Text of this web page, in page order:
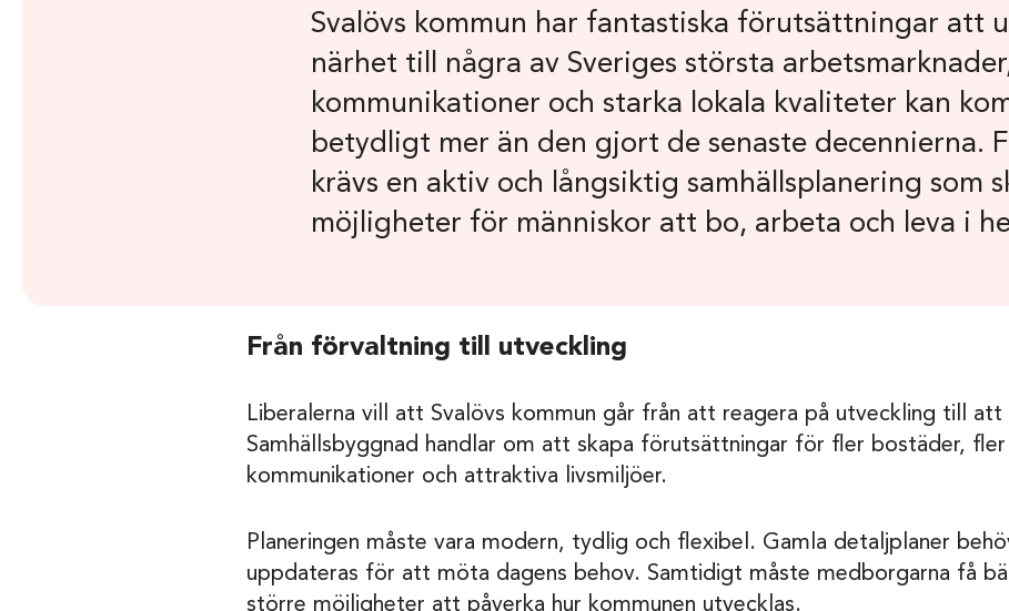
Svalövs kommun har fantastiska förutsättningar att
närhet till några av Sveriges största
kommunikationer och starka lokala kvaliteter kan
betydligt mer än den gjort de senaste decennierna.
krävs en aktiv och långsiktig samhällsplanering som
möjligheter för människor att bo, arbeta och leva i
Från förvaltning till utveckling
Liberalerna vill att Svalövs kommun går från att reagera på utveckling till
Samhällsbyggnad handlar om att skapa förutsättningar för fler bostäder,
kommunikationer och attraktiva livsmiljöer.
Planeringen måste vara modern, tydlig och flexibel. Gamla detaljplaner
uppdateras för att möta dagens behov. Samtidigt måste medborgarna få
större möjligheter att påverka hur kommunen utvecklas.